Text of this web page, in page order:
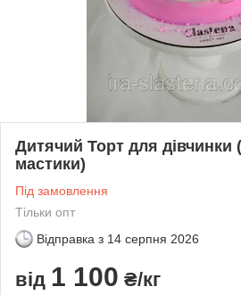
Дитячий Торт для дівчинки
мастики)
Під замовлення
Тільки опт
Відправка з 14 серпня 2026
від 1 100 ₴/кг